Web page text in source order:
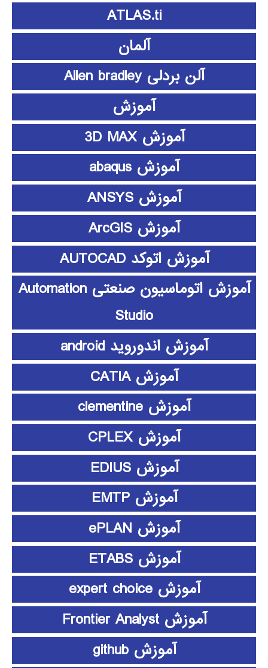
ATLAS.ti
آلمان
آلن بردلی Allen bradley
آموزش
آموزش 3D MAX
آموزش abaqus
آموزش ANSYS
آموزش ArcGIS
آموزش اتوکد AUTOCAD
آموزش اتوماسیون صنعتی Automation
Studio
آموزش اندوروید android
آموزش CATIA
آموزش clementine
آموزش CPLEX
آموزش EDIUS
آموزش EMTP
آموزش ePLAN
آموزش ETABS
آموزش expert choice
آموزش Frontier Analyst
آموزش github